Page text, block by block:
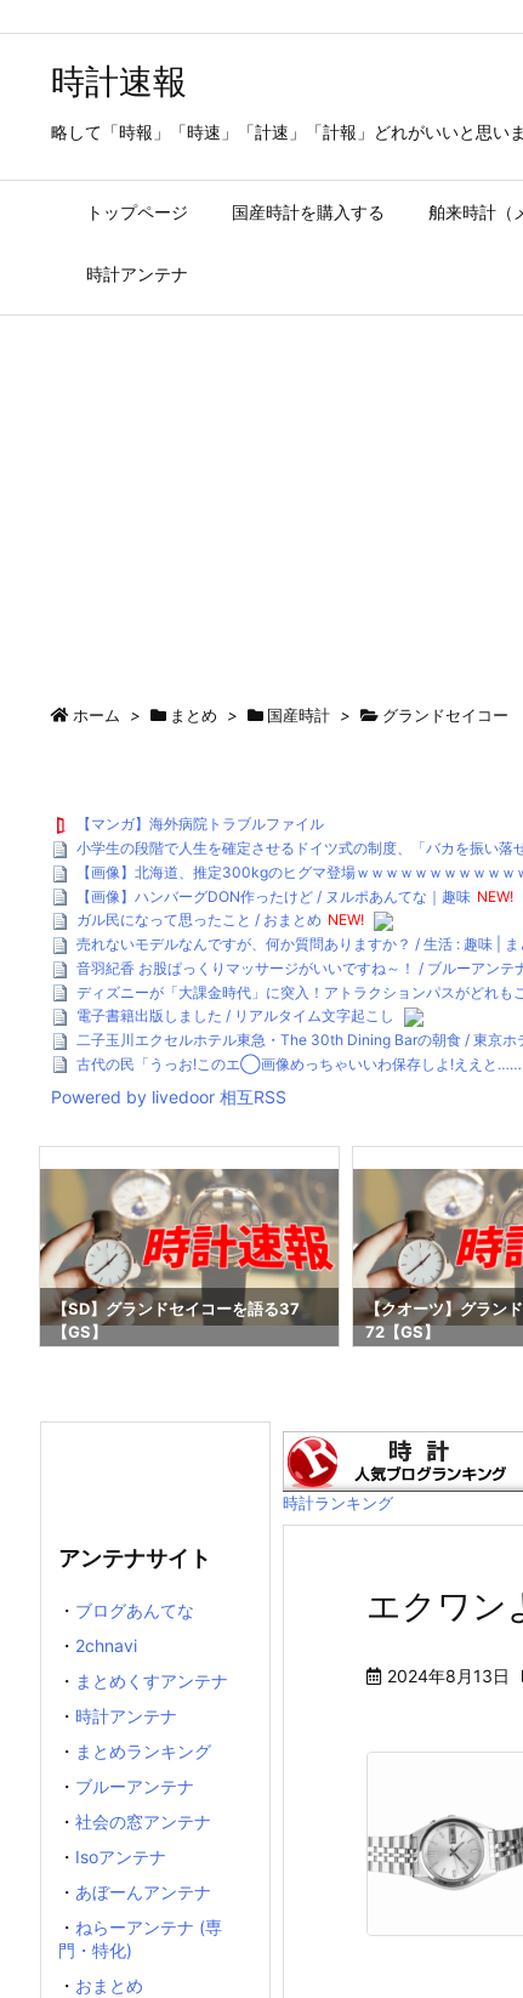
時計速報
略して「時報」「時速」「計速」「計報」どれがいいと思い
トップページ 国産時計を購入する 舶来時計（
時計アンテナ
ホーム > まとめ > 国産時計 > グランドセイコー
【マンガ】海外病院トラブルファイル
小学生の段階で人生を確定させるドイツ式の制度、「バカを振い
【画像】北海道、推定300kgのヒグマ登場ｗｗｗｗｗｗｗｗｗｗ
【画像】ハンバーグDON作ったけど / ヌルポあんてな｜趣味 NEW!
ガル民になって思ったこと / おまとめ NEW!
売れないモデルなんですが、何か質問ありますか？ / 生活 : 趣味 |
音羽紀香 お股ぱっくりマッサージがいいですね～！ / ブルーアンテ
ディズニーが「大課金時代」に突入！アトラクションパスがどれも
電子書籍出版しました / リアルタイム文字起こし
二子玉川エクセルホテル東急・The 30th Dining Barの朝食 / 東京ホ
古代の民「うっお!このエ◯画像めっちゃいいわ保存しよ!ええと
Powered by livedoor 相互RSS
【SD】グランドセイコーを語る37
【GS】
【クオーツ】グラン
72【GS】
時計ランキング
エクワン
2024年8月13日
アンテナサイト
・ ブログあんてな
・ 2chnavi
・ まとめくすアンテナ
・ 時計アンテナ
・ まとめランキング
・ ブルーアンテナ
・ 社会の窓アンテナ
・ Isoアンテナ
・ あぼーんアンテナ
・ ねらーアンテナ (専
門・特化)
・ おまとめ